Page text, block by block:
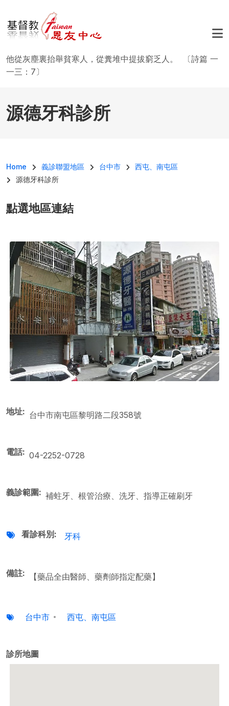
他從灰塵裏抬舉貧寒人，從糞堆中提拔窮乏人。 〔詩篇 一
一三：7〕
源德牙科診所
導航連結
Home 義診聯盟地區 台中市
西屯、南屯區
源德牙科診所
點選地區連結
地址 台中市南屯區黎明路二段358號
電話 04-2252-0728
義診範圍 補蛀牙、根管治療、洗牙、指導正確刷牙
看診科別 牙科
備註 【藥品全由醫師、藥劑師指定配藥】
台中市 西屯、南屯區
診所地圖